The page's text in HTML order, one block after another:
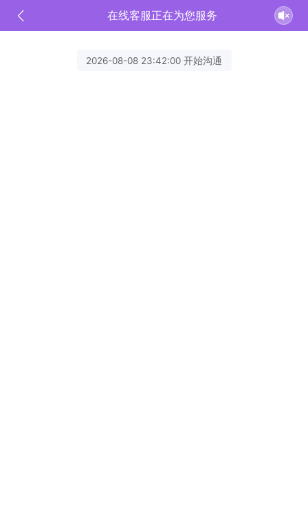
在线客服正在为您服务
2026-08-08 23:42:00 开始沟通